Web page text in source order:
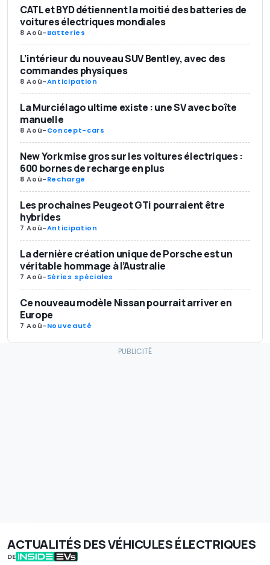
CATL et BYD détiennent la moitié des batteries de
voitures électriques mondiales
8 Aoû-Batteries
L’intérieur du nouveau SUV Bentley, avec des
commandes physiques
8 Aoû-Anticipation
La Murciélago ultime existe : une SV avec boîte
manuelle
8 Aoû-Concept-cars
New York mise gros sur les voitures électriques :
600 bornes de recharge en plus
8 Aoû-Recharge
Les prochaines Peugeot GTi pourraient être
hybrides
7 Aoû-Anticipation
La dernière création unique de Porsche est un
véritable hommage à l’Australie
7 Aoû-Séries spéciales
Ce nouveau modèle Nissan pourrait arriver en
Europe
7 Aoû-Nouveauté
ACTUALITÉS DES VÉHICULES ÉLECTRIQUES
DE